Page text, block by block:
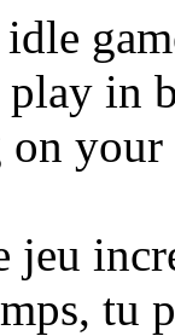
in
on
jeu
tu